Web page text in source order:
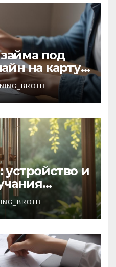
под
на карту
порядок,
устройство и